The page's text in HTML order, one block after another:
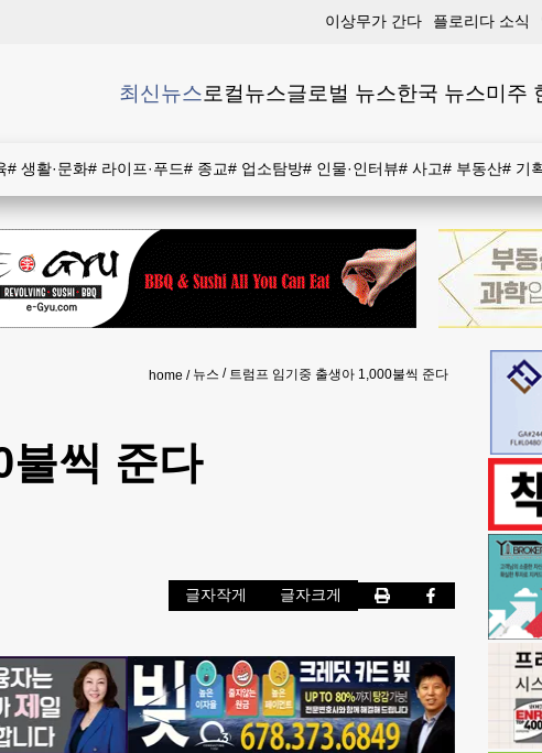
이상무가 간다 플로리다 소식
최신뉴스로컬뉴스글로벌 뉴스한국 뉴스미주
# 생활·문화# 라이프·푸드# 종교# 업소탐방# 인물·인터뷰# 사고# 부동산# 기
home 뉴스 트럼프 임기중 출생아 1,000불씩 준다
불씩 준다
글자작게 글자크게